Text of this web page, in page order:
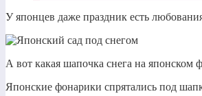
У японцев даже праздник есть
А вот какая шапочка снега на японском
Японские фонарики спрятались под